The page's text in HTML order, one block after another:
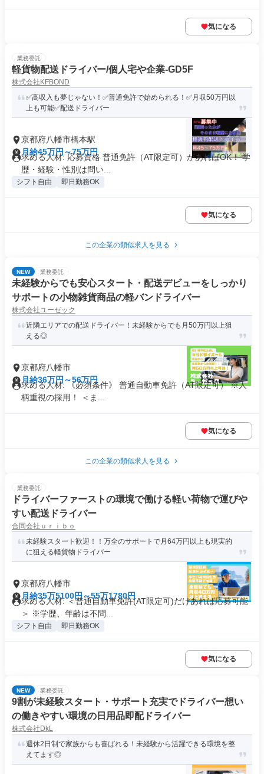
気になる
業務委託
軽貨物配送ドライバー/個人宅や企業-GD5F
株式会社KFBOND
✅高収入も夢じゃない！✅普通免許で始められる！✅月収50万円以
上も可能✅配送ドライバー
京都府八幡市橋本駅
月給45万円～75万円
求める人材: 応募資格 普通免許（AT限定可）があればOK！ 学
歴・経験・性別は問い...
シフト自由 即日勤務OK
気になる
この企業の類似求人を見る
NEW 業務委託
未経験からでも安心スタート・配送デビューをしっかり
サポートの小物雑貨商品の軽バンドライバー
株式会社ユーゼック
近隣エリアでの配送ドライバー！未経験からでも月50万円以上狙
える◎
京都府八幡市
月給36万円～56万円
求める人材: 《必須条件》 普通自動車免許（AT限定可） ※人
柄重視の採用！ ＜ま...
気になる
この企業の類似求人を見る
業務委託
ドライバーファーストの環境で働ける軽い荷物で運びや
すい配送ドライバー
合同会社ｕｒｉｂｏ
未経験スタート歓迎！！万全のサポートで月64万円以上も現実的
に狙える軽貨物ドライバー
京都府八幡市
月給35万5100円～55万1780円
求める人材: ＜普通自動車免許(AT限定可)だけあれば応募可能
＞ ※学歴、年齢は不問...
シフト自由 即日勤務OK
気になる
NEW 業務委託
9割が未経験スタート・サポート充実でドライバー想い
の働きやすい環境の日用品即配ドライバー
株式会社DkL
週休2日制で家族からも喜ばれる！未経験から活躍できる環境を整
えてます◎